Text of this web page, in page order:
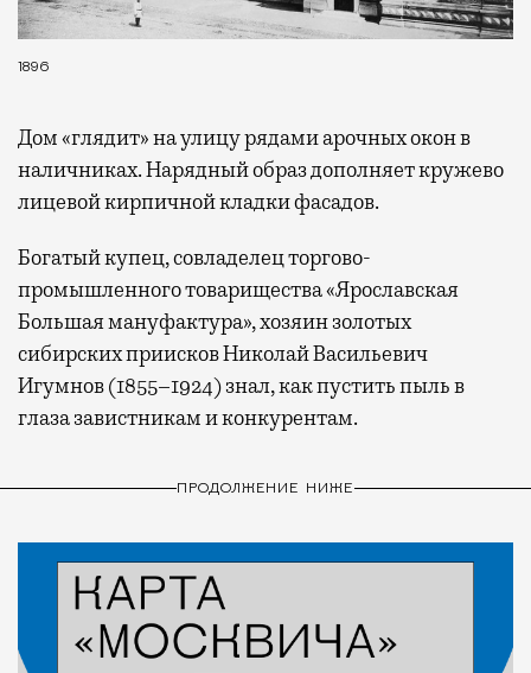
1896
Дом «глядит» на улицу рядами арочных окон в
наличниках. Нарядный образ дополняет кружево
лицевой кирпичной кладки фасадов.
Богатый купец, совладелец торгово-
промышленного товарищества «Ярославская
Большая мануфактура», хозяин золотых
сибирских приисков Николай Васильевич
Игумнов (1855–1924) знал, как пустить пыль в
глаза завистникам и конкурентам.
ПРОДОЛЖЕНИЕ НИЖЕ